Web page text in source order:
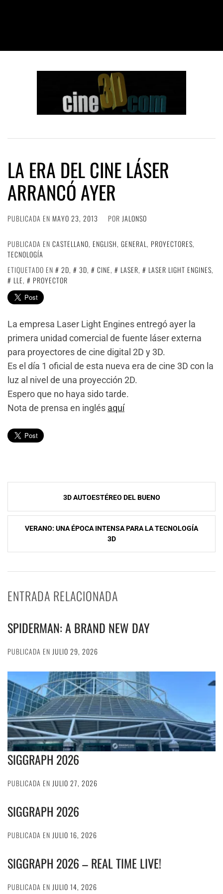
LA ERA DEL CINE LÁSER
ARRANCÓ AYER
PUBLICADA EN MAYO 23, 2013 POR JALONSO
PUBLICADA EN CASTELLANO, ENGLISH, GENERAL, PROYECTORES,
TECNOLOGÍA
ETIQUETADO EN
2D, 3D, CINE, LASER, LASER LIGHT ENGINES,
LLE, PROYECTOR
La empresa Laser Light Engines entregó ayer la
primera unidad comercial de fuente láser externa
para proyectores de cine digital 2D y 3D.
Es el día 1 oficial de esta nueva era de cine 3D con la
luz al nivel de una proyección 2D.
Espero que no haya sido tarde.
Nota de prensa en inglés aquí
Navegación
de
entradas
3D AUTOESTÉREO DEL BUENO
VERANO: UNA ÉPOCA INTENSA PARA LA TECNOLOGÍA
3D
ENTRADA RELACIONADA
SPIDERMAN: A BRAND NEW DAY
PUBLICADA EN JULIO 29, 2026
SIGGRAPH 2026
PUBLICADA EN JULIO 27, 2026
SIGGRAPH 2026
PUBLICADA EN JULIO 16, 2026
SIGGRAPH 2026 – REAL TIME LIVE!
PUBLICADA EN JULIO 14, 2026